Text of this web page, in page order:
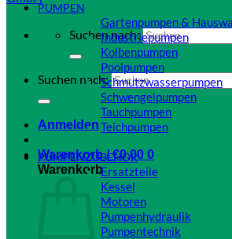
Suchen nach:
Suchen nach:
Anmelden
Warenkorb /€0,00 0
Warenkorb
PUMPEN
Gartenpumpen &
Industriepumpen
Kolbenpumpen
Poolpumpen
Schmutzwasserpumpen
Schwengelpumpen
Tauchpumpen
Teichpumpen
PUMPENZUBEHÖR
Ersatzteile
Kessel
Motoren
Pumpenhydraulik
Pumpentechnik